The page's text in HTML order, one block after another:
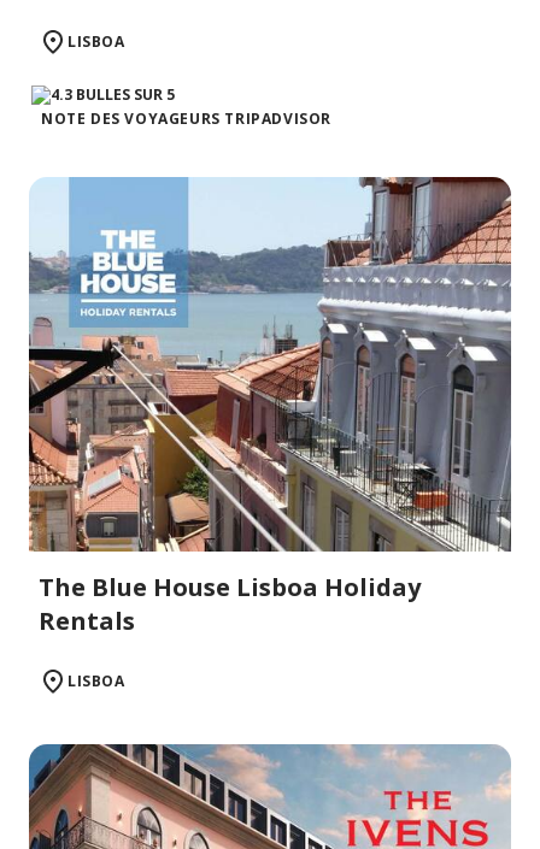
LISBOA
NOTE DES VOYAGEURS TRIPADVISOR
The Blue House Lisboa Holiday
Rentals
LISBOA